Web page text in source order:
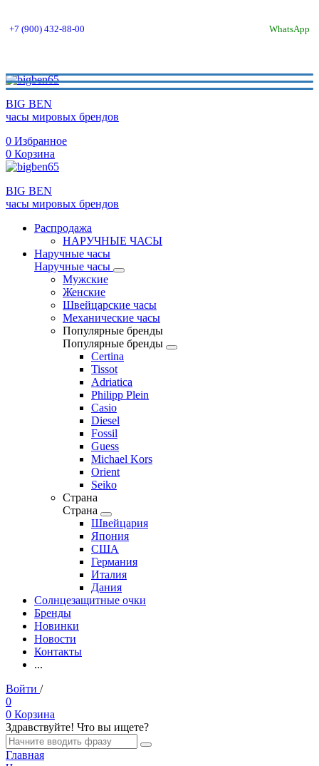
+7 (900) 432-88-00 WhatsApp
BIG BEN
часы мировых брендов
0 Избранное
0 Корзина
BIG BEN
часы мировых брендов
Распродажа
НАРУЧНЫЕ ЧАСЫ
Наручные часы
Наручные часы
Мужские
Женские
Швейцарские часы
Механические часы
Популярные бренды
Популярные бренды
Certina
Tissot
Adriatica
Philipp Plein
Casio
Diesel
Fossil
Guess
Michael Kors
Orient
Seiko
Страна
Страна
Швейцария
Япония
США
Германия
Италия
Дания
Солнцезащитные очки
Бренды
Новинки
Новости
Контакты
...
Войти /
0
0 Корзина
Здравствуйте! Что вы ищете?
Главная